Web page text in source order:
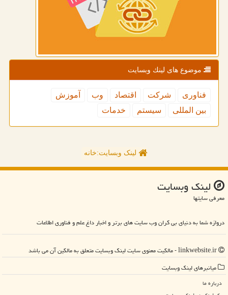
موضوع های لینك وبسایت
فناوری شركت اقتصاد وب
آموزش
بین المللی
سیستم خدمات
لینک وبسایت:خانه
لینك وبسایت
معرفی سایتها
دروازه شما به دنیای بی کران وب سایت های برتر و اخبار داغ علم و فناوری اطلاعات
میانبرهای لینك وبسایت
درباره ما